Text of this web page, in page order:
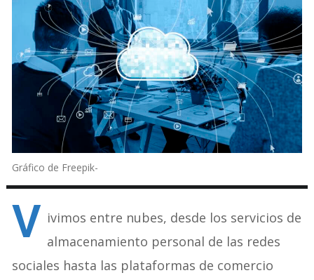
Gráfico de Freepik-
V ivimos entre nubes, desde los servicios de
almacenamiento personal de las redes
sociales hasta las plataformas de comercio